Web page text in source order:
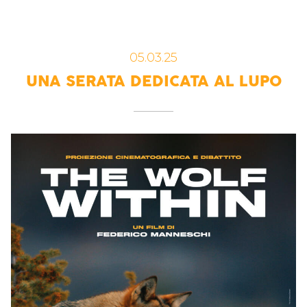
UNA SERATA DEDICATA AL LUPO
05.03.25